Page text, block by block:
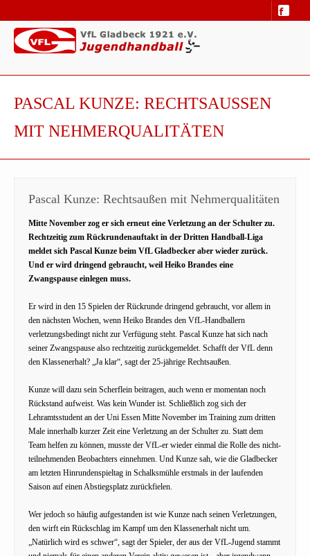
PASCAL KUNZE: RECHTSAUSSEN M
IT NEHMERQUALITÄTEN
Pascal Kunze: Rechtsaußen mit Nehmerqualitäten
Mitte November zog er sich erneut eine Verletzung an der Schulter zu.
Rechtzeitig zum Rückrundenauftakt in der Dritten Handball-Liga
meldet sich Pascal Kunze beim VfL Gladbecker aber wieder zurück.
Und er wird dringend gebraucht, weil Heiko Brandes eine
Zwangspause einlegen muss.
Er wird in den 15 Spielen der Rückrunde dringend gebraucht, vor allem in
den nächsten Wochen, wenn Heiko Brandes den VfL-Handballern
verletzungsbedingt nicht zur Verfügung steht. Pascal Kunze hat sich nach
seiner Zwangspause also rechtzeitig zurückgemeldet. Schafft der VfL denn
den Klassenerhalt? „Ja klar“, sagt der 25-jährige Rechtsaußen.
Kunze will dazu sein Scherflein beitragen, auch wenn er momentan noch
Rückstand aufweist. Was kein Wunder ist. Schließlich zog sich der
Lehramtsstudent an der Uni Essen Mitte November im Training zum dritten
Male innerhalb kurzer Zeit eine Verletzung an der Schulter zu. Statt dem
Team helfen zu können, musste der VfL-er wieder einmal die Rolle des nicht-
teilnehmenden Beobachters einnehmen. Und Kunze sah, wie die Gladbecker
am letzten Hinrundenspieltag in Schalksmühle erstmals in der laufenden
Saison auf einen Abstiegsplatz zurückfielen.
Wer jedoch so häufig aufgestanden ist wie Kunze nach seinen Verletzungen,
den wirft ein Rückschlag im Kampf um den Klassenerhalt nicht um.
„Natürlich wird es schwer“, sagt der Spieler, der aus der VfL-Jugend stammt